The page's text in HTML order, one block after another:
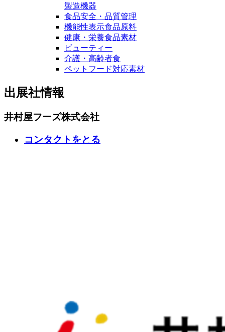
製造機器
食品安全・品質管理
機能性表示食品原料
健康・栄養食品素材
ビューティー
介護・高齢者食
ペットフード対応素材
出展社情報
井村屋フーズ株式会社
コンタクトをとる